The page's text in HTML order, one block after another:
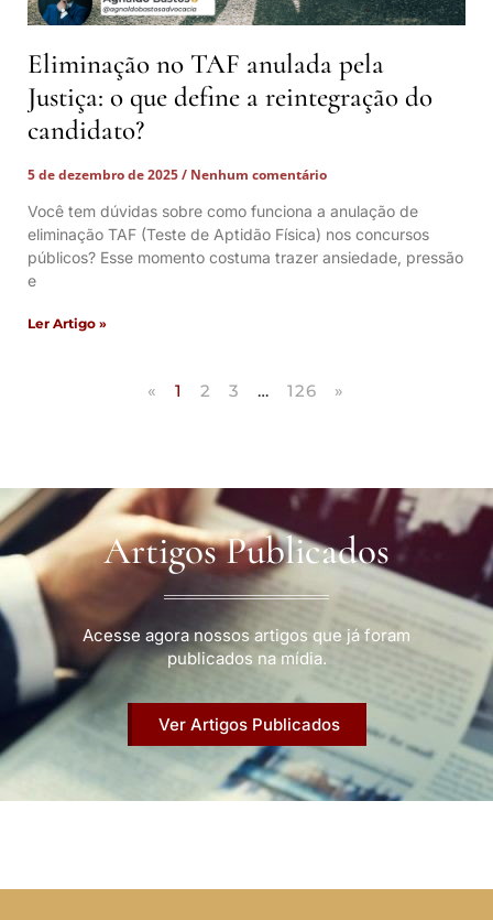
Eliminação no TAF anulada pela
Justiça: o que define a reintegração do
candidato?
5 de dezembro de 2025
Nenhum comentário
Você tem dúvidas sobre como funciona a anulação de
eliminação TAF (Teste de Aptidão Física) nos concursos
públicos? Esse momento costuma trazer ansiedade, pressão
e
Ler Artigo »
« 1 2 3 … 126 »
Artigos Publicados
Acesse agora nossos artigos que já foram
publicados na mídia.
Ver Artigos Publicados